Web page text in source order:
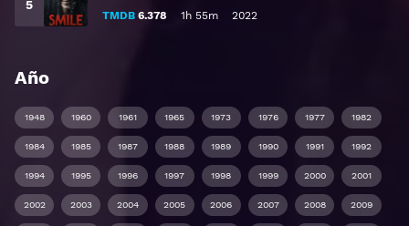
TMDB 6.378 1h 55m 2022
Año
1948 1960 1961 1965 1973 1976 1977 1982
1984 1985 1987 1988 1989 1990 1991 1992
1994 1995 1996 1997 1998 1999 2000 2001
2002 2003 2004 2005 2006 2007 2008 2009